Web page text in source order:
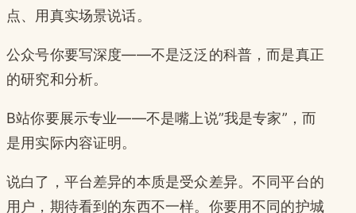
点、用真实场景说话。
公众号你要写深度——不是泛泛的科普，而是真正
的研究和分析。
B站你要展示专业——不是嘴上说”我是专家”，而
是用实际内容证明。
说白了，平台差异的本质是受众差异。不同平台的
用户，期待看到的东西不一样。你要用不同的护城